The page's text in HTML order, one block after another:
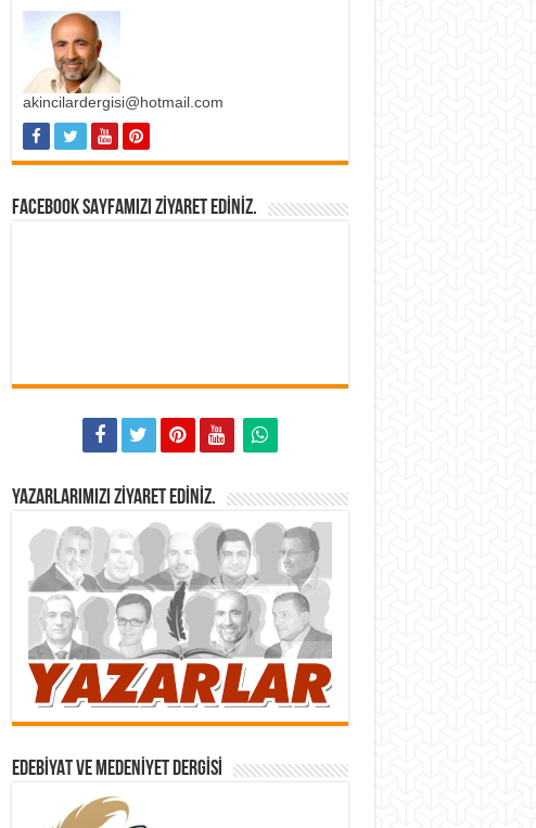
akincilardergisi@hotmail.com
FACEBOOK SAYFAMIZI ZIYARET EDINIZ.
YAZARLARIMIZI ZIYARET EDINIZ.
EDEBIYAT VE MEDENIYET DERGISI